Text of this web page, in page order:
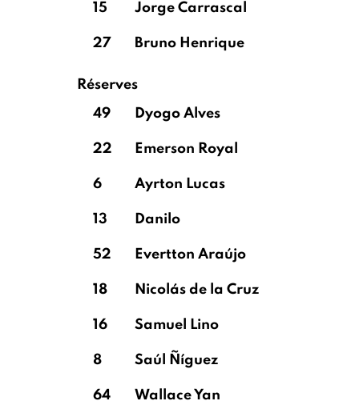
15 Jorge Carrascal
27 Bruno Henrique
Réserves
49
Dyogo Alves
22 Emerson Royal
6 Ayrton Lucas
13 Danilo
52 Evertton Araújo
18 Nicolás de la Cruz
16 Samuel Lino
8 Saúl Ñíguez
64 Wallace Yan